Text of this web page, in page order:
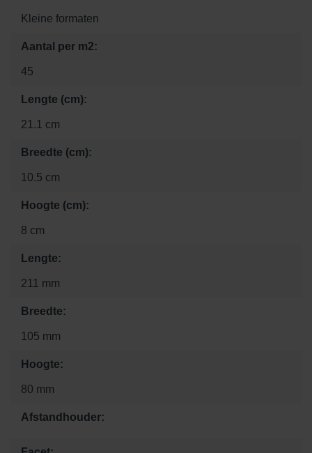
Kleine formaten
Aantal per m2:
45
Lengte (cm):
21.1 cm
Breedte (cm):
10.5 cm
Hoogte (cm):
8 cm
Lengte:
211 mm
Breedte:
105 mm
Hoogte:
80 mm
Afstandhouder: